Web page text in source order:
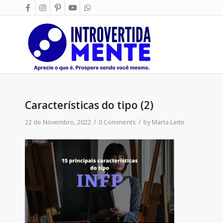
Características do tipo (2)
22 de Novembro, 2022 / 0 Comments / byMarta Leite